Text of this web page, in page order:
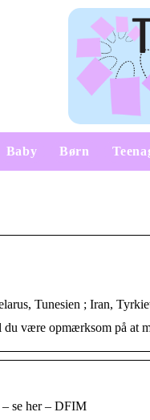
Baby Børn
​​Tunesien ; Iran,
være opmærksom på at
– se her – DFIM